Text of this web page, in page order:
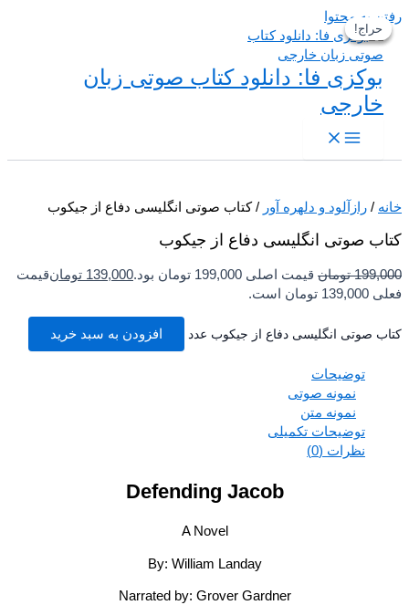
به محتوا
بوکزی فا: دانلود کتاب صوتی زبان
خارجی
حراج!
/رازآلود و دلهره آور/ کتاب صوتی انگلیسی دفاع از جیکوب
صوتی انگلیسی دفاع از جیکوب
تومان قیمت اصلی 199,000 تومان بود. 139,000 تومانقیمت
است.
صوتی انگلیسی دفاع از جیکوب عدد افزودن به سبد خرید
توضیحات
نمونه صوتی
نمونه متن
توضیحات تکمیلی
نظرات (0)
Defending Jacob
A Novel
By: William Landay
Narrated by: Grover Gardner
حراج!
حراج!